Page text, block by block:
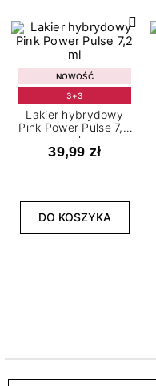
NOWOŚĆ
3+3
Lakier hybrydowy
Pink Power Pulse 7,2
ml
39,99 zł
DO KOSZYKA